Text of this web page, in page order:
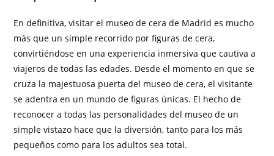
En definitiva, visitar el museo de cera de Madrid es mucho
más que un simple recorrido por figuras de cera,
convirtiéndose en una experiencia inmersiva que cautiva a
viajeros de todas las edades. Desde el momento en que se
cruza la majestuosa puerta del museo de cera, el visitante
se adentra en un mundo de figuras únicas. El hecho de
reconocer a todas las personalidades del museo de un
simple vistazo hace que la diversión, tanto para los más
pequeños como para los adultos sea total.